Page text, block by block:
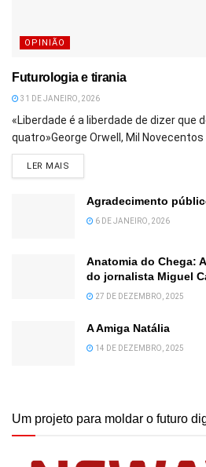
OPINIÃO
Futurologia e tirania
31 DE JANEIRO, 2026
«Liberdade é a liberdade de dizer que
quatro»George Orwell, Mil Novecentos
LER MAIS
Agradecimento
6 DE JANEIRO, 2026
Anatomia do Chega:
do jornalista Miguel
27 DE DEZEMBRO, 2025
A Amiga Natália
14 DE DEZEMBRO, 2025
Um projeto para moldar o futuro